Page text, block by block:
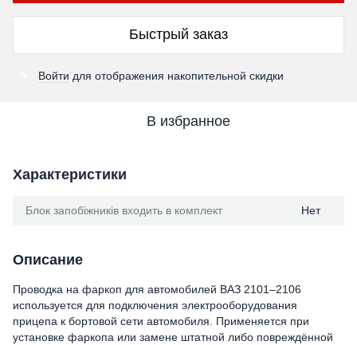
Быстрый заказ
Войти для отображения накопительной скидки
В избранное
Характеристики
Блок запобіжників входить в комплект Нет
Описание
Проводка на фаркоп для автомобилей ВАЗ 2101–2106
используется для подключения электрооборудования
прицепа к бортовой сети автомобиля. Применяется при
установке фаркопа или замене штатной либо повреждённой